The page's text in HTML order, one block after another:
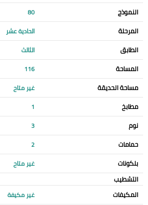
النموذج 80
المرحلة الحادية عشر
الطابق الثالث
المساحة 116
مساحة الحديقة غير متاح
مطابخ 1
نوم 3
حمامات 2
بلكونات غير متاح
التشطيب
المكيفات
غير مكيفة